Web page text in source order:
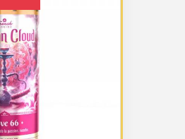
:
€.
prix
actuel
est :
15,90 €.